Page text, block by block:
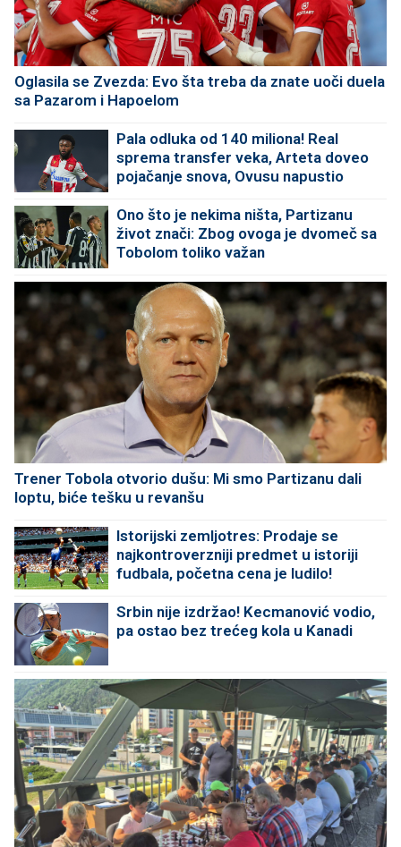
Oglasila se Zvezda: Evo šta treba da znate uoči duela
sa Pazarom i Hapoelom
Pala odluka od 140 miliona! Real
sprema transfer veka, Arteta doveo
pojačanje snova, Ovusu napustio
Ono što je nekima ništa, Partizanu
život znači: Zbog ovoga je dvomeč sa
Tobolom toliko važan
Trener Tobola otvorio dušu: Mi smo Partizanu dali
loptu, biće tešku u revanšu
Istorijski zemljotres: Prodaje se
najkontroverzniji predmet u istoriji
fudbala, početna cena je ludilo!
Srbin nije izdržao! Kecmanović vodio,
pa ostao bez trećeg kola u Kanadi